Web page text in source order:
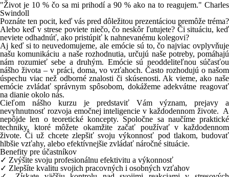
"Život je 10 % čo sa mi prihodí a 90 % ako na to reagujem." Charles
Swindoll
Poznáte ten pocit, keď vás pred dôležitou prezentáciou premôže tréma?
Alebo keď v strese poviete niečo, čo neskôr ľutujete? Či situáciu, keď
neviete odhadnúť, ako pristúpiť k nahnevanému kolegovi?
Aj keď si to neuvedomujeme, ale emócie sú to, čo najviac ovplyvňuje
našu komunikáciu a naše rozhodnutia, určujú naše potreby, pomáhajú
nám rozumieť sebe a druhým. Emócie sú neoddeliteľnou súčasťou
nášho života – v práci, doma, vo vzťahoch. Často rozhodujú o našom
úspechu viac než odborné znalosti či skúsenosti. Ak vieme, ako naše
emócie zvládať správnym spôsobom, dokážeme adekvátne reagovať
na dianie okolo nás.
Cieľom nášho kurzu je predstaviť Vám význam, prejavy a
nevyhnutnosť rozvoja emočnej inteligencie v každodennom živote. A
nepôjde len o teoretické koncepty. Spoločne sa naučíme praktické
techniky, ktoré môžete okamžite začať používať v každodennom
živote. Či už chcete zlepšiť svoju výkonnosť pod tlakom, budovať
hlbšie vzťahy, alebo efektívnejšie zvládať náročné situácie.
Benefity pre účastníkov
✓ Zvýšite svoju profesionálnu efektivitu a výkonnosť
✓ Zlepšíte kvalitu svojich pracovných i osobných vzťahov